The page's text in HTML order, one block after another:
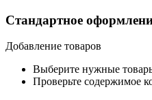
Стандартное
Добавление товаров
Выберите нужные
Проверьте содержимое